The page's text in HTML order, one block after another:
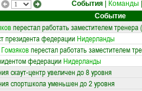
События Команды
Событие
перестал работать заместителем
президента федерацииНидерланды
перестал работать заместителем
федерацииНидерланды
скаут-центр увеличен до 8 уровня
спортшкола уменьшен до 2 уровня